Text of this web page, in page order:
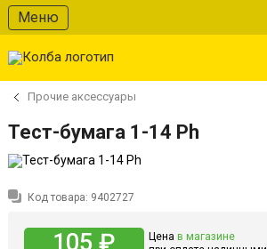
Меню
Прочие аксессуары
Тест-бумага 1-14 Ph
Код товара: 9402727
105 ₽ Цена в магазине